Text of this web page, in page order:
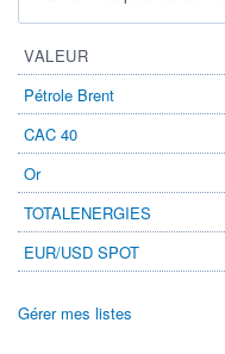
VALEUR
Pétrole Brent
CAC 40
Or
TOTALENERGIES
EUR/USD SPOT
Gérer mes listes